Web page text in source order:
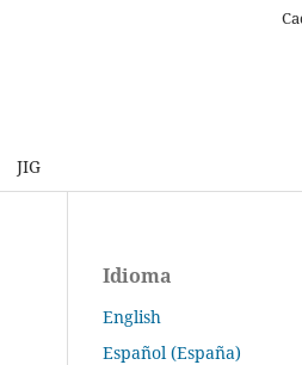
JIG
Idioma
English
Español (España)